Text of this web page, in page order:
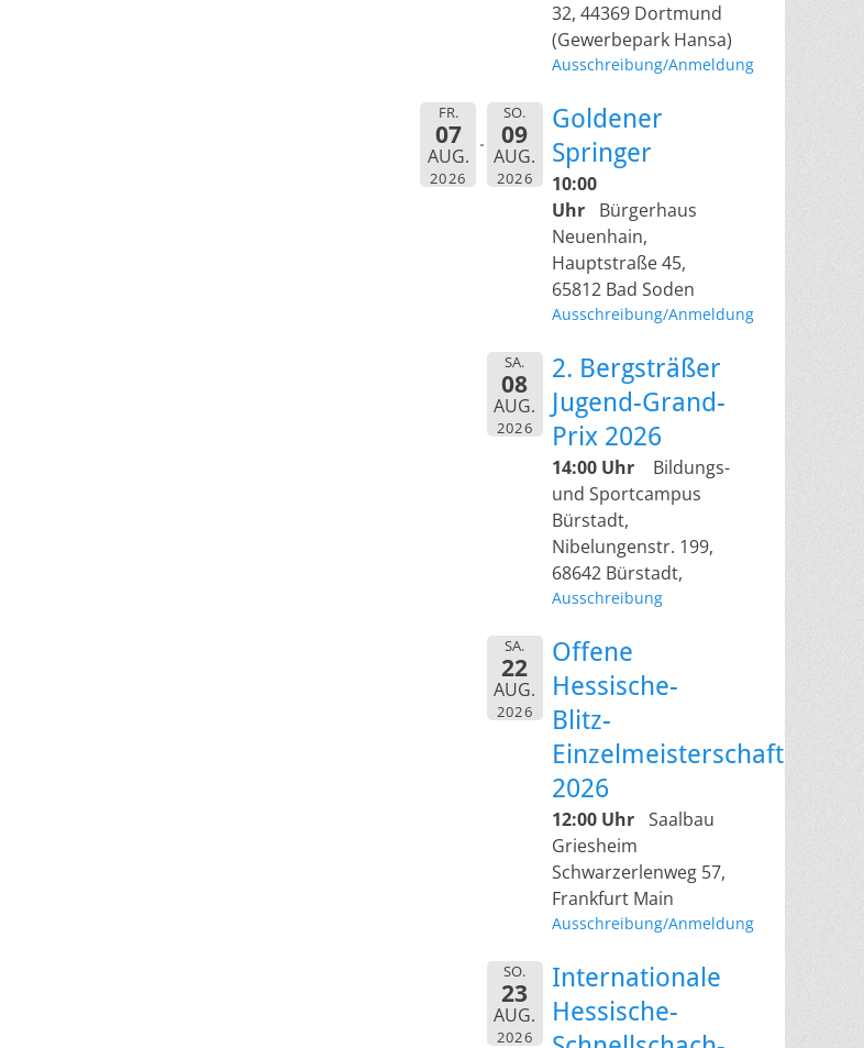
32, 44369 Dortmund
(Gewerbepark Hansa)
Ausschreibung/Anmeldung
FR.
07
AUG.
2026
SO.
09
AUG.
2026
Goldener
Springer
10:00
Uhr
Bürgerhaus
Neuenhain,
Hauptstraße 45,
65812 Bad Soden
Ausschreibung/Anmeldung
SA.
08
AUG.
2026
2. Bergsträßer
Jugend-Grand-
Prix 2026
14:00 Uhr
Bildungs-
und Sportcampus
Bürstadt,
Nibelungenstr. 199,
68642 Bürstadt,
Ausschreibung
SA.
22
AUG.
2026
Offene
Hessische-
Blitz-
Einzelmeisterschaft
2026
12:00 Uhr Saalbau
Griesheim
Schwarzerlenweg 57,
Frankfurt Main
Ausschreibung/Anmeldung
SO.
23
AUG.
2026
Internationale
Hessische-